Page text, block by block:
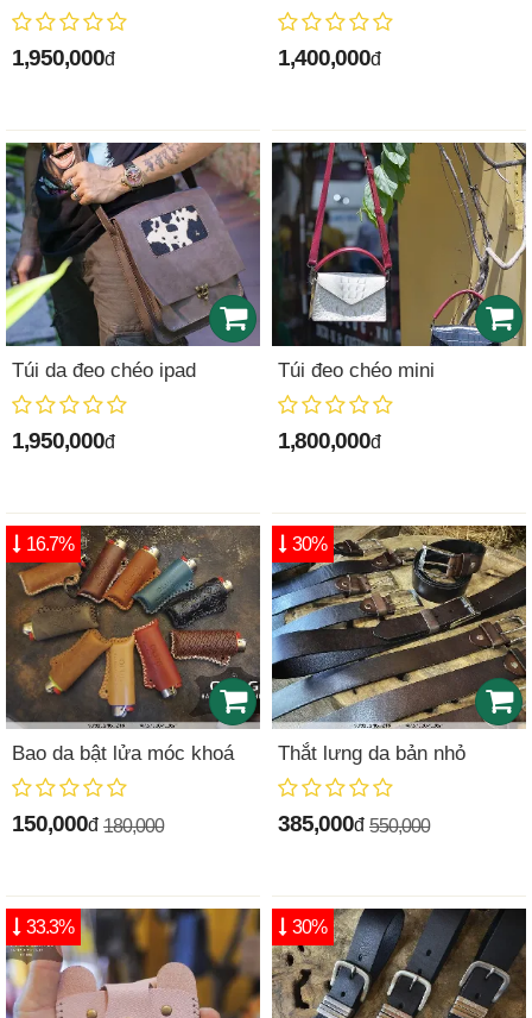
1,950,000đ 1,400,000đ
Túi da đeo chéo ipad
1,950,000đ
Túi đeo chéo mini
1,800,000đ
Bao da bật lửa móc khoá
150,000đ 180,000
16.7%
Thắt lưng da bản nhỏ
385,000đ 550,000
30%
33.3% 30%